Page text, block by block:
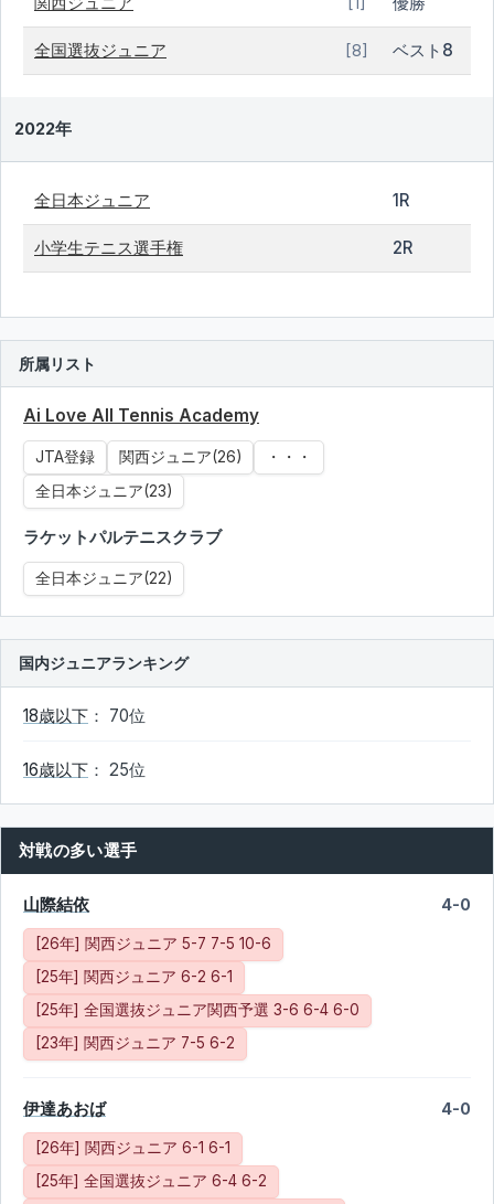
全国選抜ジュニア [8] ベスト8
2022年
全日本ジュニア 1R
小学生テニス選手権 2R
所属リスト
Ai Love All Tennis Academy
JTA登録 関西ジュニア(26)
・・・
全日本ジュニア(23)
ラケットパルテニスクラブ
全日本ジュニア(22)
国内ジュニアランキング
18歳以下 ： 70位
16歳以下 ： 25位
対戦の多い選手
山際結依 4-0
[26年] 関西ジュニア 5-7 7-5 10-6
[25年] 関西ジュニア 6-2 6-1
[25年] 全国選抜ジュニア関西予選 3-6 6-4 6-0
[23年] 関西ジュニア 7-5 6-2
伊達あおば 4-0
[26年] 関西ジュニア 6-1 6-1
[25年] 全国選抜ジュニア 6-4 6-2